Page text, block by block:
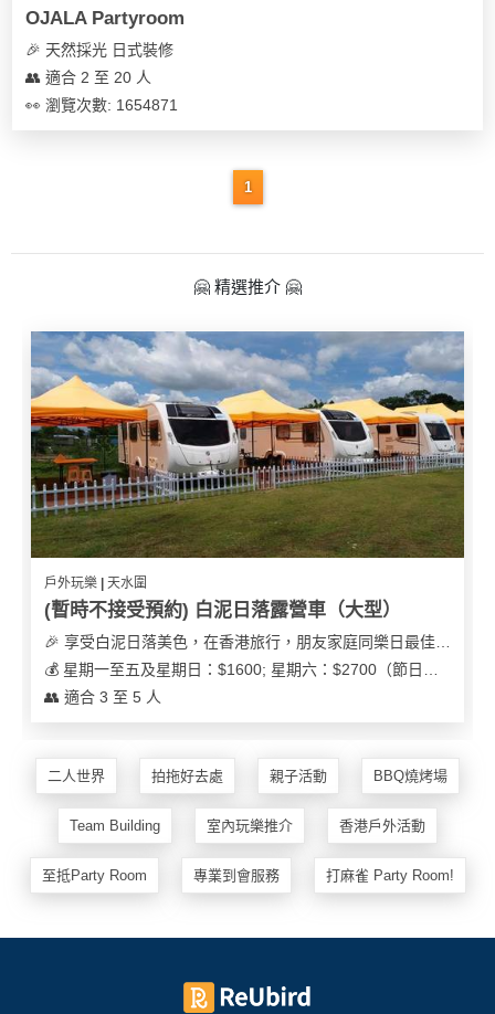
OJALA Partyroom
🎉 天然採光 日式裝修
👥 適合 2 至 20 人
👀 瀏覽次數: 1654871
1
🤗 精選推介 🤗
戶外玩樂 | 天水圍
(暫時不接受預約) 白泥日落露營車（大型）
👥 適合 3 至 5 人
二人世界 拍拖好去處 親子活動 BBQ燒烤場
Team Building 室內玩樂推介 香港戶外活動
至抵Party Room 專業到會服務 打麻雀 Party Room!